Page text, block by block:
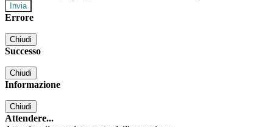
Errore
Chiudi
Successo
Chiudi
Informazione
Chiudi
Attendere...